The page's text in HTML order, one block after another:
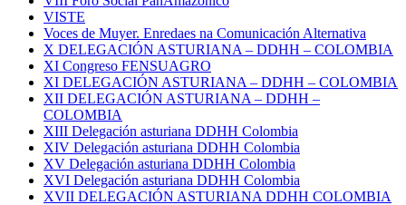
VISTE
Voces de Muyer. Enredaes na Comunicación Alternativa
X DELEGACIÓN ASTURIANA – DDHH – COLOMBIA
XI Congreso FENSUAGRO
XI DELEGACIÓN ASTURIANA – DDHH – COLOMBIA
XII DELEGACIÓN ASTURIANA – DDHH –
COLOMBIA
XIII Delegación asturiana DDHH Colombia
XIV Delegación asturiana DDHH Colombia
XV Delegación asturiana DDHH Colombia
XVI Delegación asturiana DDHH Colombia
XVII DELEGACIÓN ASTURIANA DDHH COLOMBIA